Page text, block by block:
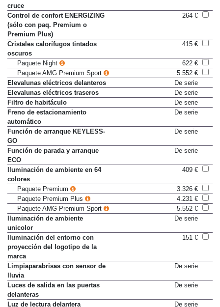
Conexión automática de luces de
cruce
Control de confort ENERGIZING
(sólo con paq. Premium o
Premium Plus)
Cristales calorífugos tintados
oscuros
Paquete Night
622 €
Paquete AMG Premium Sport
5.552 €
Elevalunas eléctricos delanteros
De serie
Elevalunas eléctricos traseros
De serie
Filtro de habitáculo
De serie
Freno de estacionamiento
automático
Función de arranque KEYLESS-
GO
Función de parada y arranque
ECO
Iluminación de ambiente en 64
colores
Paquete Premium
3.326 €
Paquete Premium Plus
4.231 €
Paquete AMG Premium Sport
5.552 €
Iluminación de ambiente
unicolor
Iluminación del entorno con
proyección del logotipo de la
marca
Limpiaparabrisas con sensor de
lluvia
Luces de salida en las puertas
delanteras